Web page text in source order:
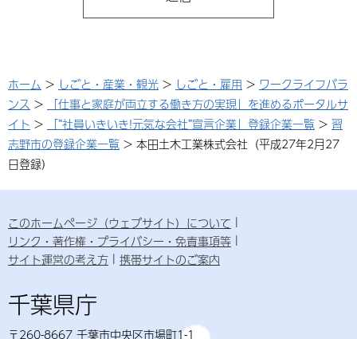
ホーム > しごと・産業・観光 > しごと・雇用 > ワークライフバラ
ンス >
「仕事と家庭が両立する働き方の実現」を進めるポータルサ
イト > 「“社員いきいき!元気な会社”宣言企業」登録企業一覧 > 習
志野市の登録企業一覧 > 本田土木工業株式会社（平成27年2月27
日登録）
このホームページ（ウェブサイト）について
リンク・著作権・プライバシー・免責事項等
サイト運営の考え方
携帯サイトのご案内
千葉県庁
〒260-8667 千葉市中央区市場町1-1